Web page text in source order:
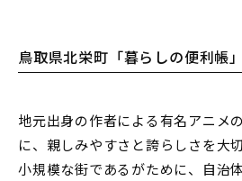
鳥取県北栄町「暮らしの便利帳」
地元出身の作者による有名アニメ
に、親しみやすさと誇らしさを大
小規模な街であるがために、自治